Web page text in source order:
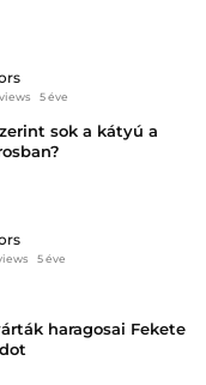
5 éve
sok a kátyú a
5 éve
haragosai Fekete